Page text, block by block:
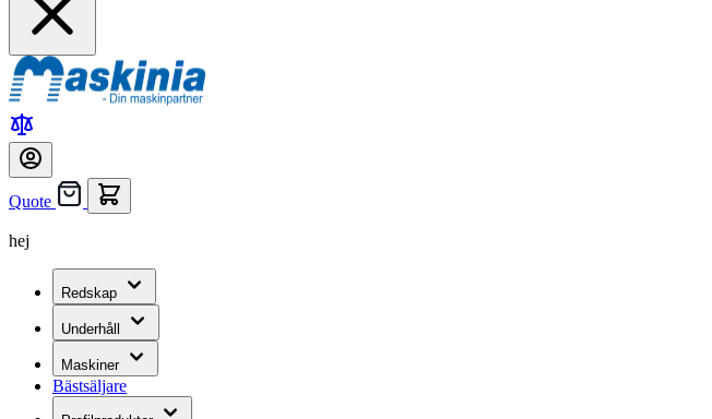
Quote
hej
Redskap
Underhåll
Maskiner
Bästsäljare